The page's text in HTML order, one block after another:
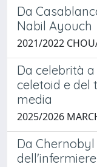
Da
Nabil Ayouch
2021/2022
Da celebrità
celetoid e del
media
2025/2026
Da